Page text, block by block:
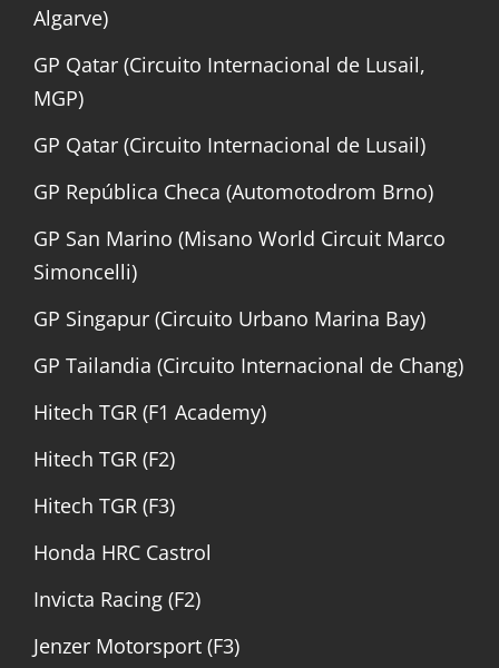
Algarve)
GP Qatar (Circuito Internacional de Lusail,
MGP)
GP Qatar (Circuito Internacional de Lusail)
GP República Checa (Automotodrom Brno)
GP San Marino (Misano World Circuit Marco
Simoncelli)
GP Singapur (Circuito Urbano Marina Bay)
GP Tailandia (Circuito Internacional de Chang)
Hitech TGR (F1 Academy)
Hitech TGR (F2)
Hitech TGR (F3)
Honda HRC Castrol
Invicta Racing (F2)
Jenzer Motorsport (F3)